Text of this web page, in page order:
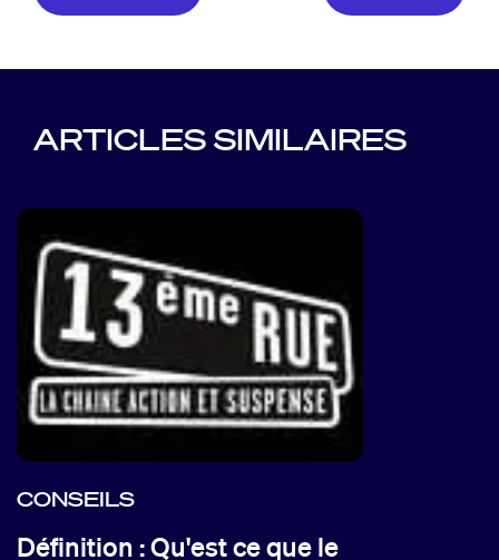
ARTICLES SIMILAIRES
CONSEILS
Définition : Qu'est ce que le